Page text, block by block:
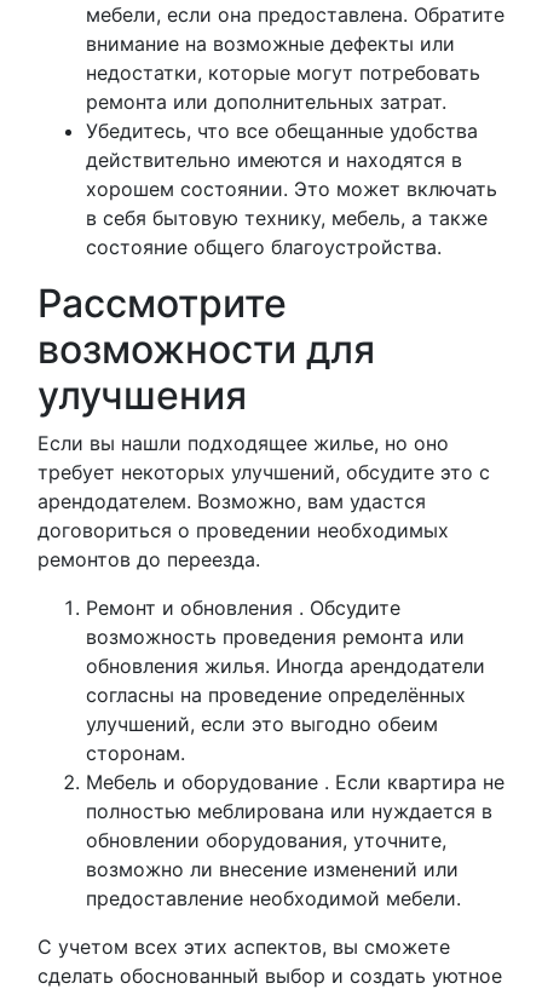
мебели, если она предоставлена. Обратите
внимание на возможные дефекты или
недостатки, которые могут потребовать
ремонта или дополнительных затрат.
Убедитесь, что все обещанные удобства
действительно имеются и находятся в
хорошем состоянии. Это может включать
в себя бытовую технику, мебель, а также
состояние общего благоустройства.
Рассмотрите
возможности для
улучшения
Если вы нашли подходящее жилье, но оно
требует некоторых улучшений, обсудите это с
арендодателем. Возможно, вам удастся
договориться о проведении необходимых
ремонтов до переезда.
Ремонт и обновления . Обсудите
возможность проведения ремонта или
обновления жилья. Иногда арендодатели
согласны на проведение определённых
улучшений, если это выгодно обеим
сторонам.
Мебель и оборудование . Если квартира не
полностью меблирована или нуждается в
обновлении оборудования, уточните,
возможно ли внесение изменений или
предоставление необходимой мебели.
С учетом всех этих аспектов, вы сможете
сделать обоснованный выбор и создать уютное